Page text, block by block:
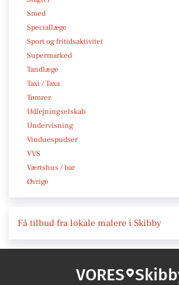
Smed
Speciallæge
Sport og fritidsaktivitet
Supermarked
Tandlæge
Taxi / Taxa
Tømrer
Udlejningselskab
Undervisning
Vinduespudser
VVS
Værtshus / bar
Øvrige
Få tilbud fra lokale malere i Skibby
VORES